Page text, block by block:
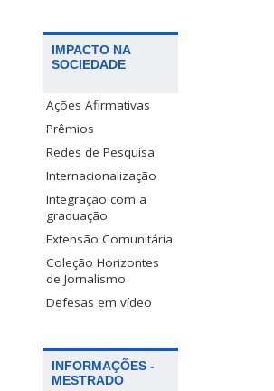
IMPACTO NA
SOCIEDADE
Ações Afirmativas
Prêmios
Redes de Pesquisa
Internacionalização
Integração com a
graduação
Extensão Comunitária
Coleção Horizontes
de Jornalismo
Defesas em vídeo
INFORMAÇÕES -
MESTRADO